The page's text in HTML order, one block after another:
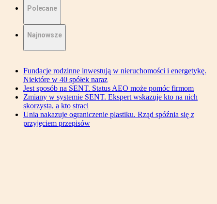
Polecane
Najnowsze
Fundacje rodzinne inwestują w nieruchomości i energetykę.
Niektóre w 40 spółek naraz
Jest sposób na SENT. Status AEO może pomóc firmom
Zmiany w systemie SENT. Ekspert wskazuje kto na nich
skorzysta, a kto straci
Unia nakazuje ograniczenie plastiku. Rząd spóźnia się z
przyjęciem przepisów